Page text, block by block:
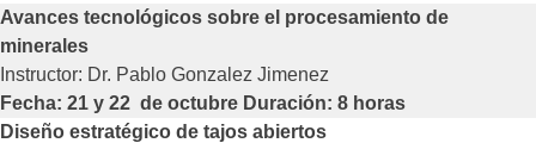
Avances tecnológicos sobre el procesamiento de
minerales
Instructor: Dr. Pablo Gonzalez Jimenez
Fecha: 21 y 22 de octubre Duración: 8 horas
Diseño estratégico de tajos abiertos